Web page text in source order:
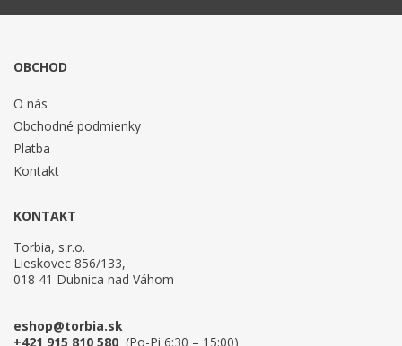
OBCHOD
O nás
Obchodné podmienky
Platba
Kontakt
KONTAKT
Torbia, s.r.o.
Lieskovec 856/133,
018 41 Dubnica nad Váhom
eshop@torbia.sk
+421 915 810 580 (Po-Pi 6:30 – 15:00)